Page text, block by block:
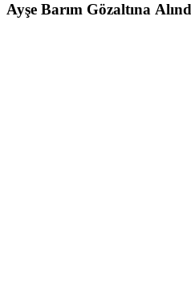
Ayşe Barım Gözaltına